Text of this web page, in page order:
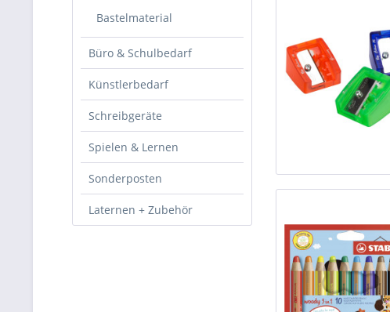
Bastelmaterial
Büro & Schulbedarf
Künstlerbedarf
Schreibgeräte
Spielen & Lernen
Sonderposten
Laternen + Zubehör